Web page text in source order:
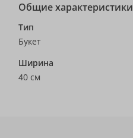
Общие характеристики
Тип
Букет
Ширина
40 см